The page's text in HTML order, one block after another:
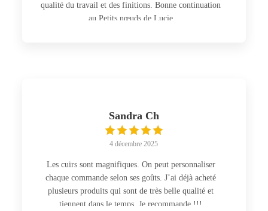
qualité du travail et des finitions. Bonne continuation
au Petits nœuds de Lucie
Sandra Ch
4 décembre 2025
Les cuirs sont magnifiques. On peut personnaliser
chaque commande selon ses goûts. J’ai déjà acheté
plusieurs produits qui sont de très belle qualité et
tiennent dans le temps. Je recommande !!!